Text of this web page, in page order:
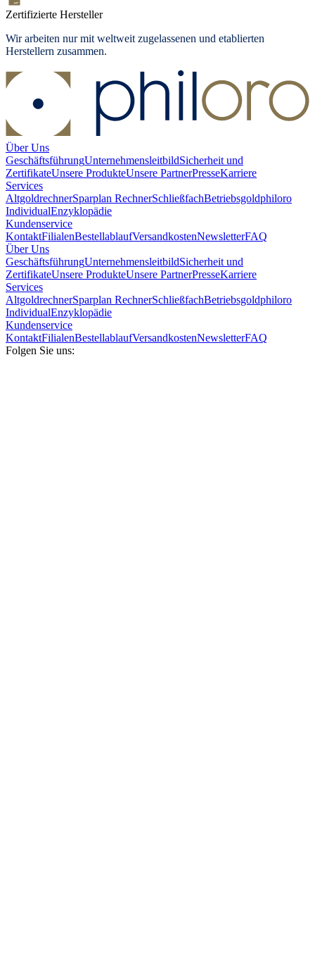
Zertifizierte Hersteller
Wir arbeiten nur mit weltweit zugelassenen und etablierten
Herstellern zusammen.
Über Uns
GeschäftsführungUnternehmensleitbildSicherheit und
ZertifikateUnsere ProdukteUnsere PartnerPresseKarriere
Services
AltgoldrechnerSparplan RechnerSchließfachBetriebsgoldphiloro
IndividualEnzyklopädie
Kundenservice
KontaktFilialenBestellablaufVersandkostenNewsletterFAQ
Über Uns
GeschäftsführungUnternehmensleitbildSicherheit und
ZertifikateUnsere ProdukteUnsere PartnerPresseKarriere
Services
AltgoldrechnerSparplan RechnerSchließfachBetriebsgoldphiloro
IndividualEnzyklopädie
Kundenservice
KontaktFilialenBestellablaufVersandkostenNewsletterFAQ
Folgen Sie uns: